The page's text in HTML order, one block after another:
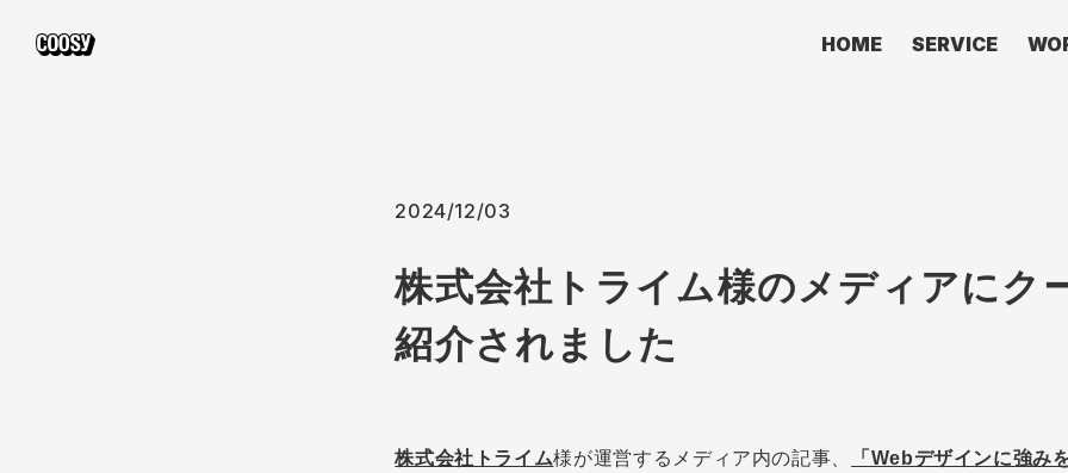
HOME SERVICE
2024/12/03
株式会社トライム様のメディアにク
紹介されました
株式会社トライム様が運営するメディア内の記事、
「Webデザインに強み